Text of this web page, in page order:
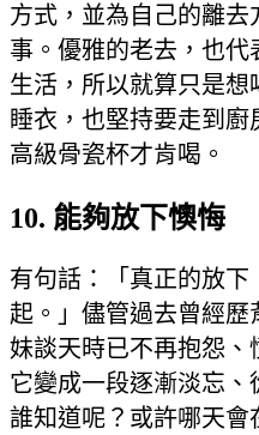
方式，並為自己的離
事。優雅的老去，也
生活，所以就算只是
睡衣，也堅持要走到
高級骨瓷杯才肯喝。
10. 能夠放下懊悔
有句話：「真正的放下
起。」儘管過去曾經
妹談天時已不再抱怨
它變成一段逐漸淡忘、
誰知道呢？或許哪天會